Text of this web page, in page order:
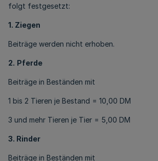
folgt festgesetzt:
1. Ziegen
Beiträge werden nicht erhoben.
2. Pferde
Beiträge in Beständen mit
1 bis 2 Tieren je Bestand = 10,00 DM
3 und mehr Tieren je Tier = 5,00 DM
3. Rinder
Beiträge in Beständen mit